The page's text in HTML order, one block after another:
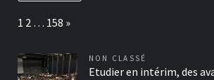
Page:
1 2 … 158 Next
»
NON CLASSÉ
Etudier en intérim, des